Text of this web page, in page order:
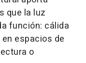
que la luz
función: cálida
espacios de
o